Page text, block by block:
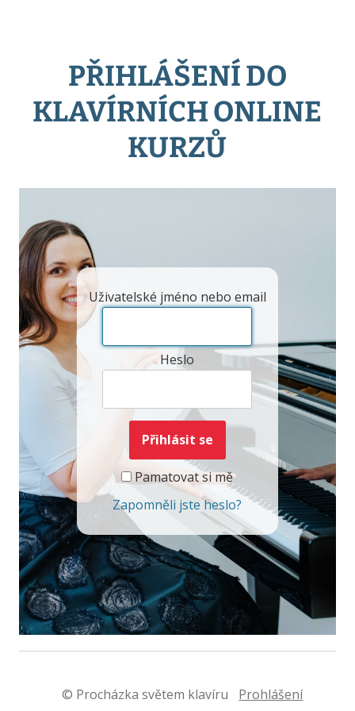
PŘIHLÁŠENÍ DO
KLAVÍRNÍCH ONLINE
KURZŮ
Uživatelské jméno nebo email
Heslo
Pamatovat si mě
Zapomněli jste heslo?
© Procházka světem klavíru Prohlášení